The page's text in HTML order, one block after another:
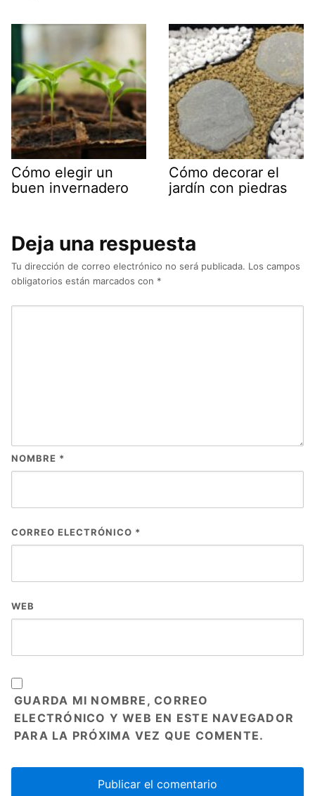
Cómo elegir un
buen invernadero
Cómo decorar el
jardín con piedras
Deja una respuesta
Tu dirección de correo electrónico no será publicada. Los campos
obligatorios están marcados con *
NOMBRE *
CORREO ELECTRÓNICO *
WEB
GUARDA MI NOMBRE, CORREO
ELECTRÓNICO Y WEB EN ESTE NAVEGADOR
PARA LA PRÓXIMA VEZ QUE COMENTE.